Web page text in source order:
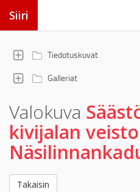
Siiri
Tiedotuskuvat
Galleriat
Valokuva
kivijalan
Takaisin